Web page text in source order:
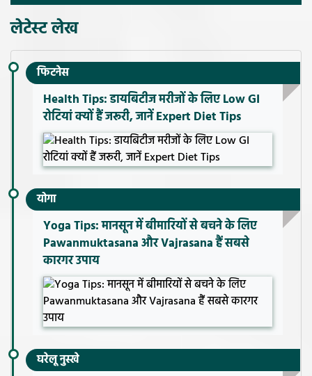
लेटेस्ट लेख
फिटनेस
Health Tips: डायबिटीज मरीजों के लिए Low GI
रोटियां क्यों हैं जरूरी, जानें Expert Diet Tips
योगा
Yoga Tips: मानसून में बीमारियों से बचने के लिए
Pawanmuktasana और Vajrasana हैं सबसे
कारगर उपाय
घरेलू नुस्खे